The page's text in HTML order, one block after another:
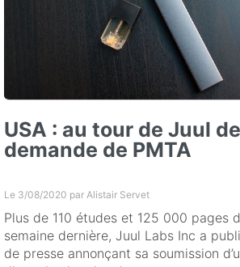
USA : au tour de Juul
demande de PMTA
Le 3/08/2020 par Alistair Servet
Plus de 110 études et 125 000 pages
semaine dernière, Juul Labs Inc a
de presse annonçant sa soumission